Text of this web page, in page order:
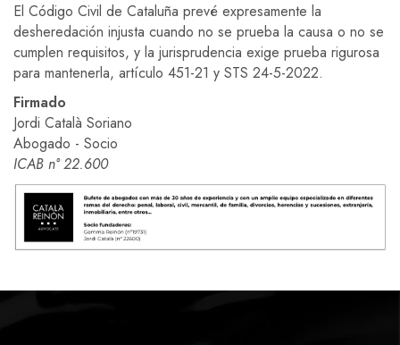
El Código Civil de Cataluña prevé expresamente la
desheredación injusta cuando no se prueba la causa o no se
cumplen requisitos, y la jurisprudencia exige prueba rigurosa
para mantenerla, artículo 451-21 y STS 24-5-2022.
Firmado
Jordi Català Soriano
Abogado - Socio
ICAB n° 22.600